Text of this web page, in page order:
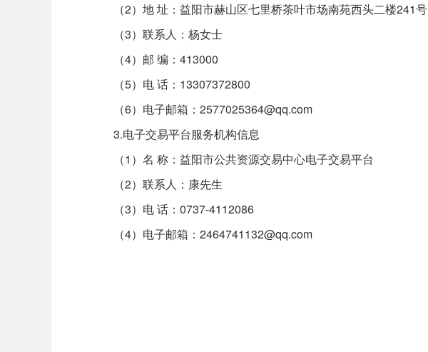
（2）地 址：益阳市赫山区七里桥茶叶市场南苑西头二楼241号
（3）联系人：杨女士
（4）邮 编：413000
（5）电 话：13307372800
（6）电子邮箱：2577025364@qq.com
3.电子交易平台服务机构信息
（1）名 称：益阳市公共资源交易中心电子交易平台
（2）联系人：康先生
（3）电 话：0737-4112086
（4）电子邮箱：2464741132@qq.com